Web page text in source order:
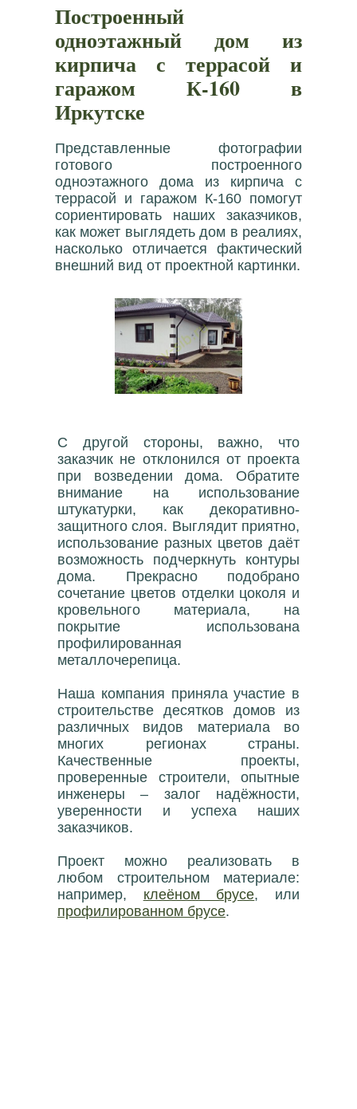
Построенный
одноэтажный дом из
кирпича с террасой и
гаражом К-160 в
Иркутске
Представленные фотографии
готового построенного
одноэтажного дома из кирпича с
террасой и гаражом К-160 помогут
сориентировать наших заказчиков,
как может выглядеть дом в реалиях,
насколько отличается фактический
внешний вид от проектной картинки.
С другой стороны, важно, что
заказчик не отклонился от проекта
при возведении дома. Обратите
внимание на использование
штукатурки, как декоративно-
защитного слоя. Выглядит приятно,
использование разных цветов даёт
возможность подчеркнуть контуры
дома. Прекрасно подобрано
сочетание цветов отделки цоколя и
кровельного материала, на
покрытие использована
профилированная
металлочерепица.
Наша компания приняла участие в
строительстве десятков домов из
различных видов материала во
многих регионах страны.
Качественные проекты,
проверенные строители, опытные
инженеры – залог надёжности,
уверенности и успеха наших
заказчиков.
Проект можно реализовать в
любом строительном материале:
например, клеёном брусе, или
профилированном брусе.